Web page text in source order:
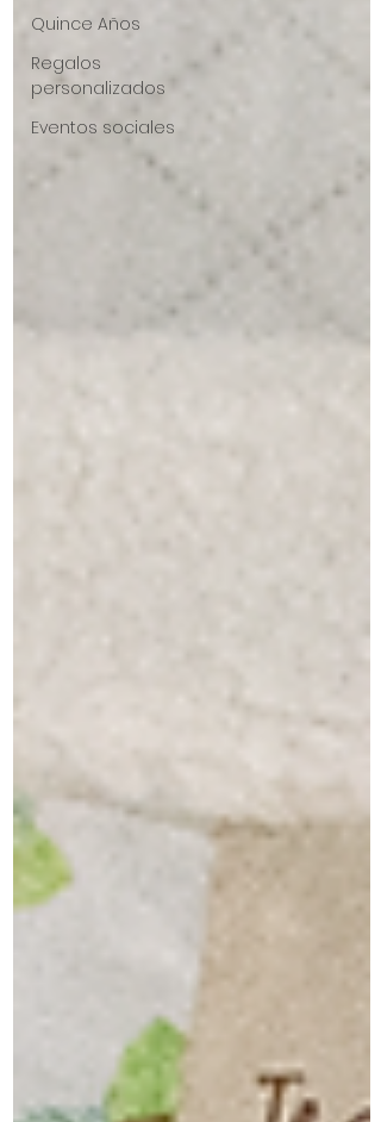
Quince Años
Regalos
personalizados
Eventos sociales